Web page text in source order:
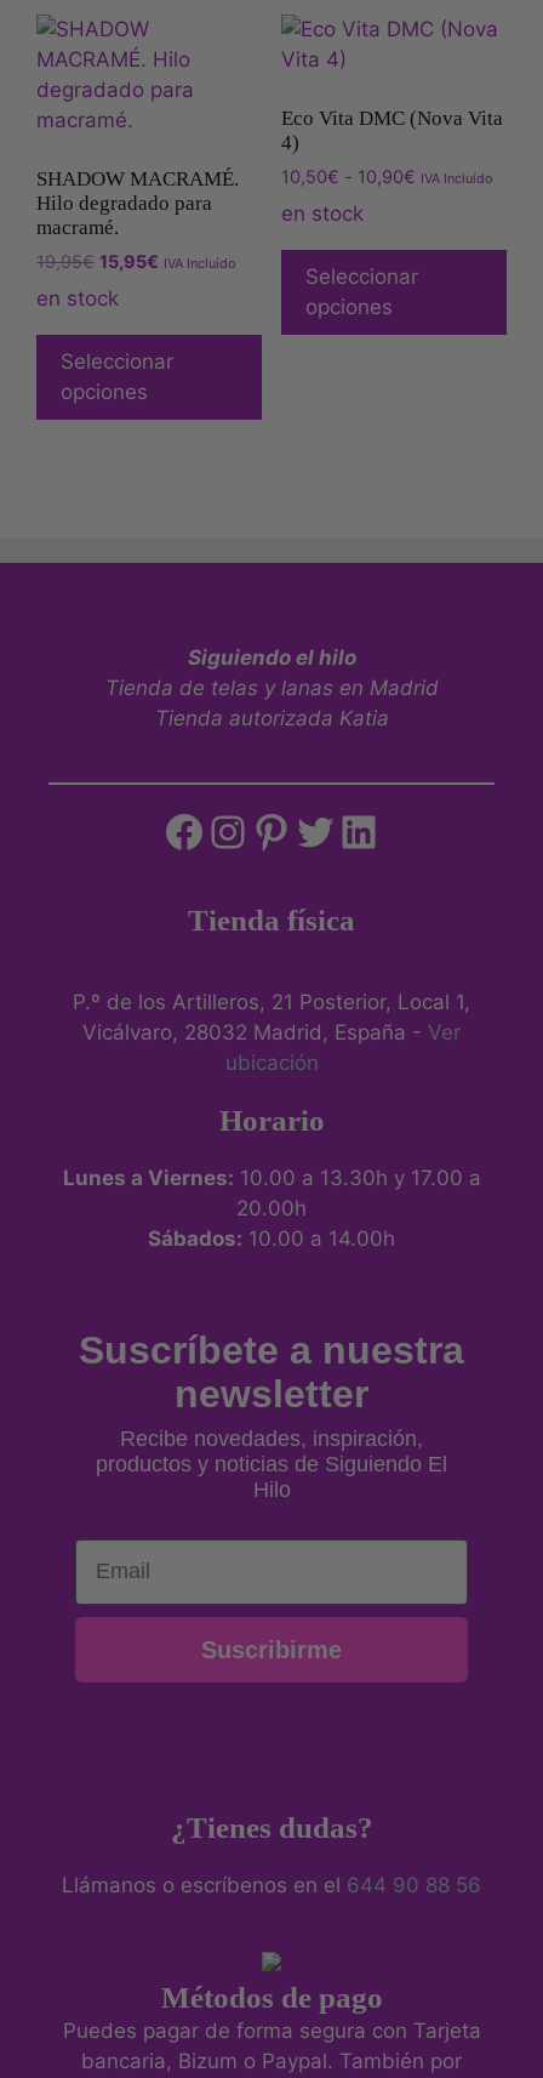
SHADOW MACRAMÉ.
Hilo degradado para
macramé.
19,95€ 15,95€ IVA Incluído
en stock
Seleccionar
opciones
Eco Vita DMC (Nova Vita
4)
10,50€ - 10,90€ IVA Incluído
en stock
Seleccionar
opciones
Siguiendo el hilo
Tienda de telas y lanas en Madrid
Tienda autorizada Katia
Tienda física
P.º de los Artilleros, 21 Posterior, Local 1,
Vicálvaro, 28032 Madrid, España - Ver
ubicación
Horario
Lunes a Viernes: 10.00 a 13.30h y 17.00 a
20.00h
Sábados: 10.00 a 14.00h
Suscríbete a nuestra
newsletter
Recibe novedades, inspiración,
productos y noticias de Siguiendo El
Hilo
Email
Suscribirme
¿Tienes dudas?
Llámanos o escríbenos en el 644 90 88 56
Métodos de pago
Puedes pagar de forma segura con Tarjeta
bancaria, Bizum o Paypal. También por